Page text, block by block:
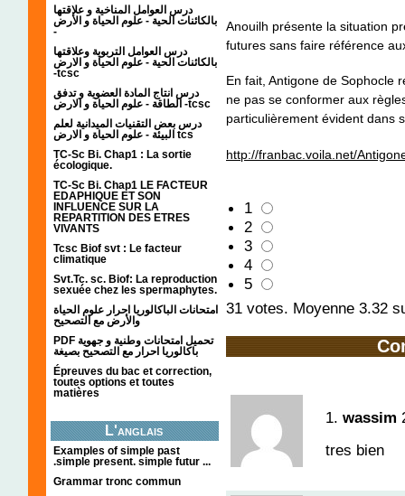
درس العوامل المناخية و علاقتها
بالكائنات الحية - علوم الحياة و الأرض
-
درس العوامل التربوية وعلاقتها
بالكائنات الحية - علوم الحياة و الارض
-tcsc
درس انتاج المادة العضوية و تدفق
الطاقة - علوم الحياة و الارض -tcsc
درس بعض التقنيات الميدانية لعلم
البيئة - علوم الحياة و الارض tcs
TC-Sc Bi. Chap1 : La sortie
écologique.
TC-Sc Bi. Chap1 LE FACTEUR
EDAPHIQUE ET SON
INFLUENCE SUR LA
REPARTITION DES ETRES
VIVANTS
Tcsc Biof svt : Le facteur
climatique
Svt.Tc. sc. Biof: La reproduction
sexuée chez les spermaphytes.
امتحانات الباكالوريا احرار علوم الحياة
والأرض مع التصحيح
PDF تحميل امتحانات وطنية و جهوية
باكالوريا احرار مع التصحيح بصيغة
Épreuves du bac et correction,
toutes options et toutes
matières
L'anglais
Examples of simple past
.simple present. simple futur ...
Grammar tronc commun
Anouilh présente la situation
futures sans faire référence
En fait, Antigone de Sophocle
ne pas se conformer aux
particulièrement évident dans
http://franbac.voila.net/
1
2
3
4
5
31 votes. Moyenne 3.32
1. wassim
tres bien